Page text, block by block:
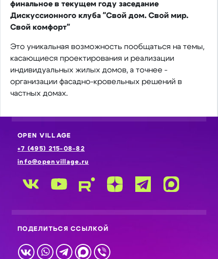
финальное в текущем году заседание
Дискуссионного клуба "Свой дом. Свой мир.
Свой комфорт"
Это уникальная возможность пообщаться на темы,
касающиеся проектирования и реализации
индивидуальных жилых домов, а точнее -
организации фасадно-кровельных решений в
частных домах.
OPEN VILLAGE
+7 (495) 215-08-82
info@openvillage.ru
ПОДЕЛИТЬСЯ ССЫЛКОЙ